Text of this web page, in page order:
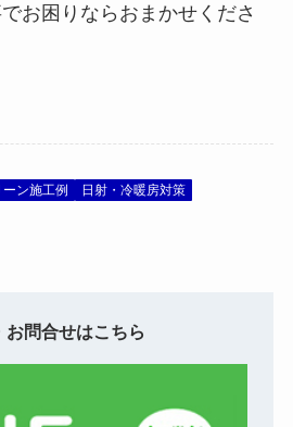
お困りならおまかせくださ
ン施工例
日射・冷暖房対策
お問合せはこちら